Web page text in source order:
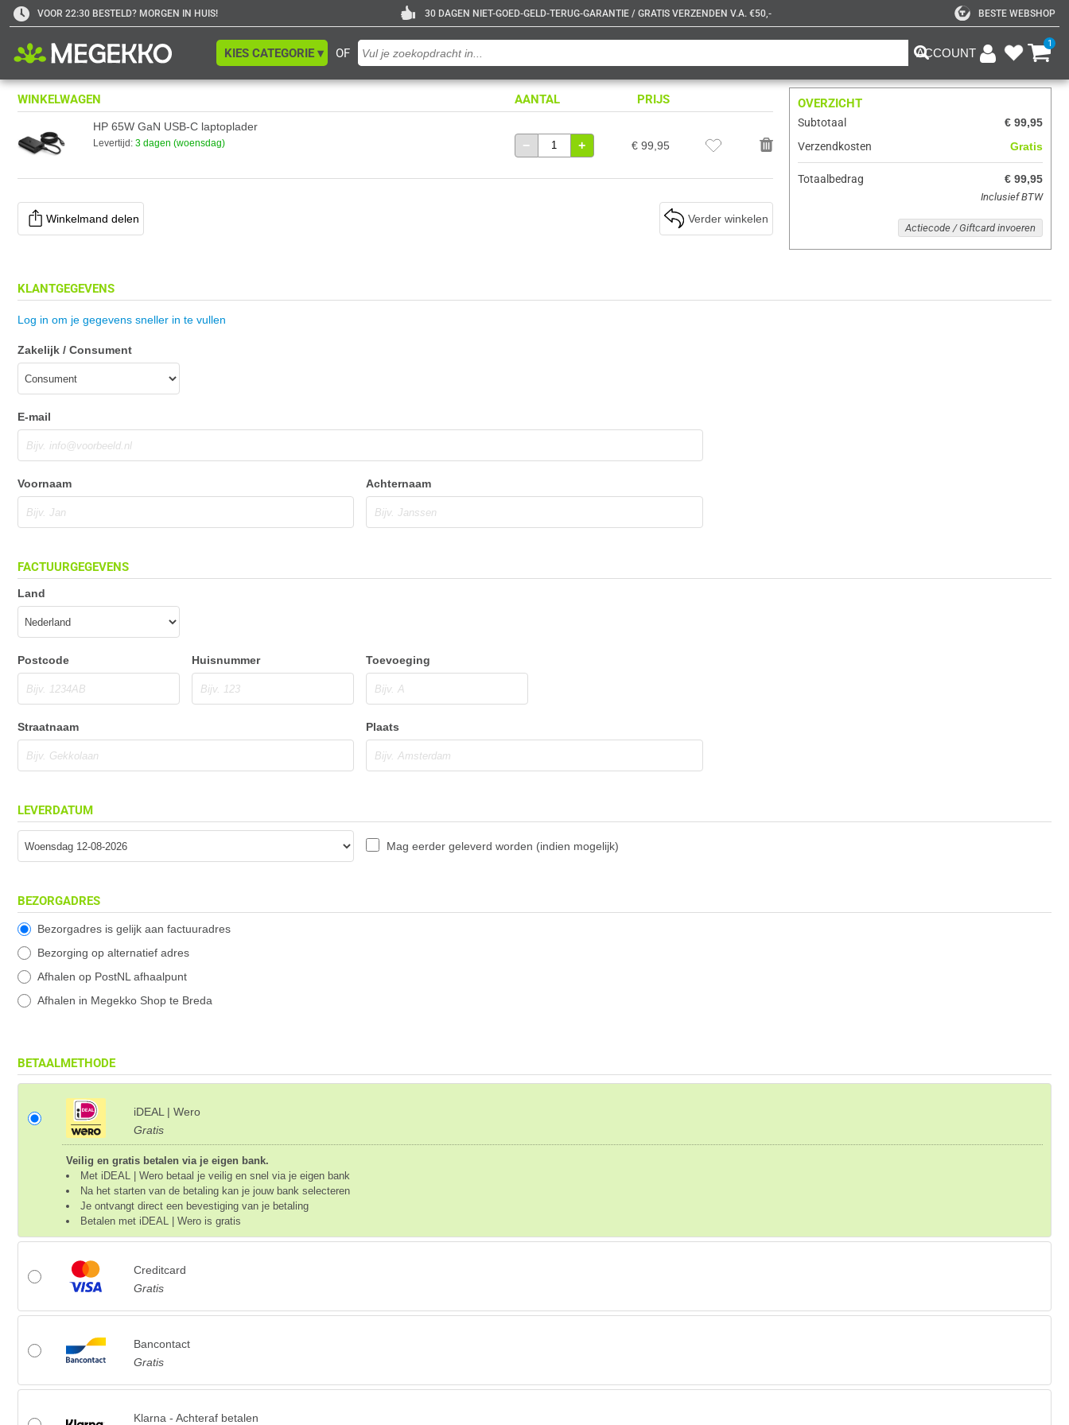
VOOR 22:30 BESTELD? MORGEN IN HUIS! 30 DAGEN NIET-GOED-GELD-TERUG-GARANTIE / GRATIS VERZENDEN V.A. €50,- BESTE WEBSHOP
OF
KIES CATEGORIE ▾ ACCOUNT
1
WINKELWAGEN AANTAL PRIJS
HP 65W GaN USB-C laptoplader
Levertijd: 3 dagen (woensdag) − + € 99,95
Winkelmand delen Verder winkelen
OVERZICHT
Subtotaal
€ 99,95
Verzendkosten
Gratis
Totaalbedrag € 99,95
Inclusief BTW
Actiecode / Giftcard invoeren
KLANTGEGEVENS
Log in om je gegevens sneller in te vullen
Zakelijk / Consument
E-mail
Voornaam Achternaam
FACTUURGEGEVENS
Land
Postcode Huisnummer Toevoeging
Straatnaam Plaats
LEVERDATUM
Mag eerder geleverd worden (indien mogelijk)
BEZORGADRES
Bezorgadres is gelijk aan factuuradres
Bezorging op alternatief adres
Afhalen op PostNL afhaalpunt
Afhalen in Megekko Shop te Breda
BETAALMETHODE
iDEAL | Wero
Gratis
Veilig en gratis betalen via je eigen bank.
Met iDEAL | Wero betaal je veilig en snel via je eigen bank
Na het starten van de betaling kan je jouw bank selecteren
Je ontvangt direct een bevestiging van je betaling
Betalen met iDEAL | Wero is gratis
Creditcard
Gratis
Bancontact
Gratis
Klarna - Achteraf betalen